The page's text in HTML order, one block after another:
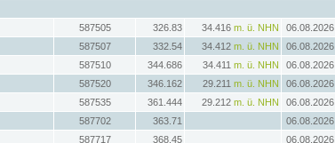
587505 326.83 34.416 m. ü. NHN 06.08.2026
587507 332.54 34.412 m. ü. NHN 06.08.2026
587510 344.686 34.411 m. ü. NHN 06.08.2026
587520 346.162 29.211 m. ü. NHN 06.08.2026
587535 361.444 29.212 m. ü. NHN 06.08.2026
587702 363.71 06.08.2026
587717 368.45 06.08.2026